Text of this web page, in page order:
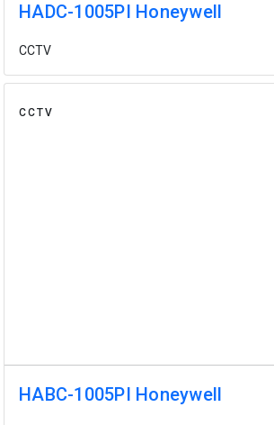
HADC-1005PI Honeywell
CCTV
CCTV
HABC-1005PI Honeywell